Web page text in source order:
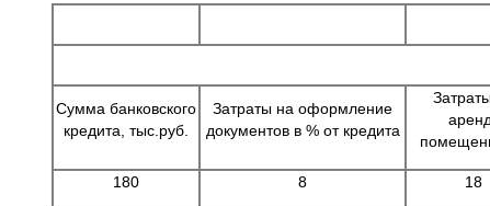
Сумма банковского
кредита, тыс.руб.
Затраты на оформление
документов в % от кредита
180 8 18